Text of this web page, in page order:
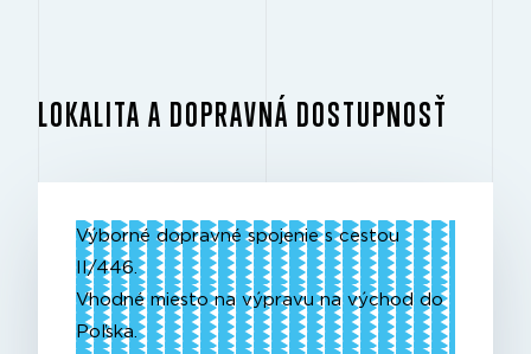
LOKALITA A DOPRAVNÁ DOSTUPNOSŤ
Výborné dopravné spojenie s cestou
II/446.
Vhodné miesto na výpravu na východ do
Poľska.